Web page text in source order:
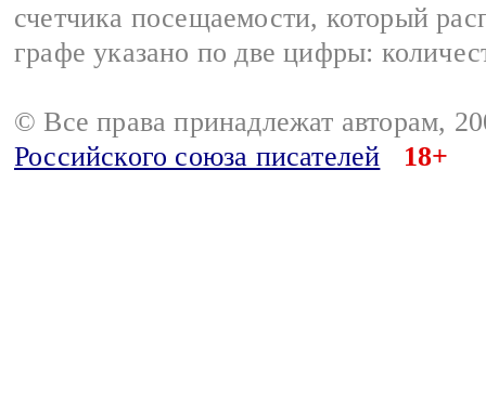
счетчика посещаемости, который
графе указано по две цифры:
© Все права принадлежат авторам,
Российского союза писателей
18+